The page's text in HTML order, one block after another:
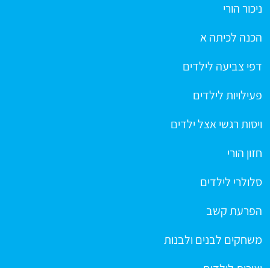
ניכור הורי
הכנה לכיתה א
דפי צביעה לילדים
פעילויות לילדים
ויסות רגשי אצל ילדים
חזון הורי
סלולרי לילדים
הפרעת קשב
משחקים לבנים ולבנות